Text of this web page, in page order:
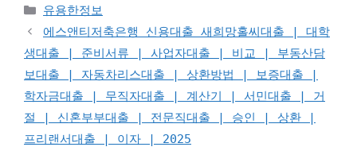
카
테
고
리
유용한정보
에스앤티저축은행 신용대출 새희망홀씨대출 | 대학
생대출 | 준비서류 | 사업자대출 | 비교 | 부동산담
보대출 | 자동차리스대출 | 상환방법 | 보증대출 |
학자금대출 | 무직자대출 | 계산기 | 서민대출 | 거
절 | 신혼부부대출 | 전문직대출 | 승인 | 상환 |
프리랜서대출 | 이자 | 2025